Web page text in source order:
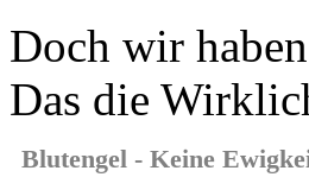
Doch wir
Das die
Blutengel - Keine